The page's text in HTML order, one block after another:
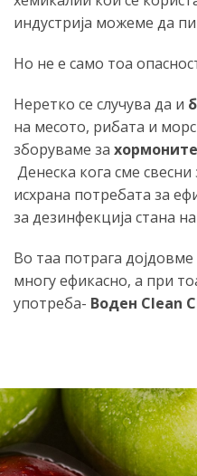
индустрија можеме да
Но не е само тоа
Неретко се случува да и
на месото, рибата и
зборуваме за
Денеска кога сме
исхрана потребата за
за дезинфекција стана
Во таа потрага
многу ефикасно, а при
употреба- Воден Clean